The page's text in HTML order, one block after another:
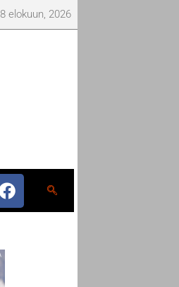
8 elokuun, 2026